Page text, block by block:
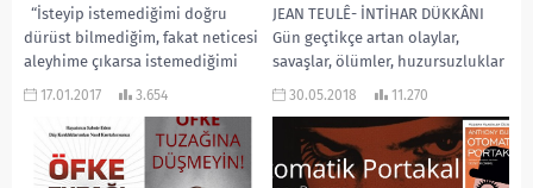
“İsteyip istemediğimi doğru
dürüst bilmediğim, fakat neticesi
aleyhime çıkarsa istemediğimi
iddia ettiğim bu nevi söz ve
17.01.2017 3.654
JEAN TEULÊ- İNTİHAR DÜKKÂNI
Gün geçtikçe artan olaylar,
savaşlar, ölümler, huzursuzluklar
ve insanların kendi kabuklarına
arada...
30.05.2018 11.270